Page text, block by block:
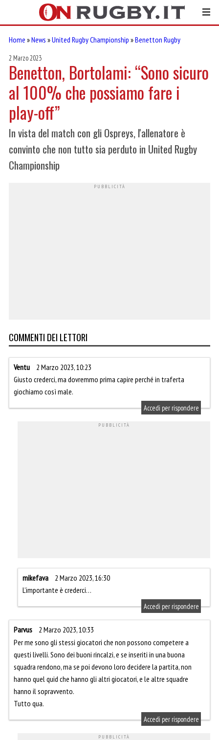
Home »News »United Rugby Championship »Benetton Rugby
2 Marzo 2023
Benetton, Bortolami: “Sono sicuro
al 100% che possiamo fare i
play-off”
In vista del match con gli Ospreys, l'allenatore è
convinto che non tutto sia perduto in United Rugby
Championship
COMMENTI DEI LETTORI
Ventu
2 Marzo 2023, 10:23
Giusto crederci, ma dovremmo prima capire perché in traferta
giochiamo così male.
Accedi per rispondere
mikefava
2 Marzo 2023, 16:30
L’importante è crederci…
Accedi per rispondere
Parvus
2 Marzo 2023, 10:33
Per me sono gli stessi giocatori che non possono competere a
questi livelli. Sono dei buoni rincalzi, e se inseriti in una buona
squadra rendono, ma se poi devono loro decidere la partita, non
hanno quel quid che hanno gli altri giocatori, e le altre squadre
hanno il sopravvento.
Tutto qua.
Accedi per rispondere